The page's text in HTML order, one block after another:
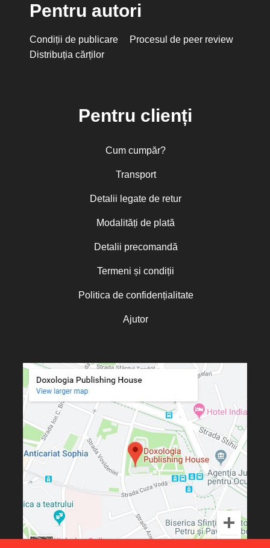
Pentru autori
Condiții de publicare
Procesul de peer review
Distribuția cărților
Pentru clienți
Cum cumpăr?
Transport
Detalii legate de retur
Modalități de plată
Detalii precomandă
Termeni și condiții
Politica de confidențialitate
Ajutor